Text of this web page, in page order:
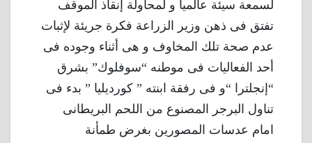
لسمعة سيئة عالميا و لمحاولة إنقاذ الموقف
تفتق فى ذهن وزير الزراعة فكرة جريئة لإثبات
عدم صحة تلك المخاوف و هى أثناء وجوده فى
أحد الفعاليات فى موطنه “سوفلوك” بشرق
“إنجلترا “و فى رفقة ابنته ” كورديليا ” بدء فى
تناول البرجر المصنوع من اللحم البريطانى
امام عدسات المصورين بغرض طمأنة